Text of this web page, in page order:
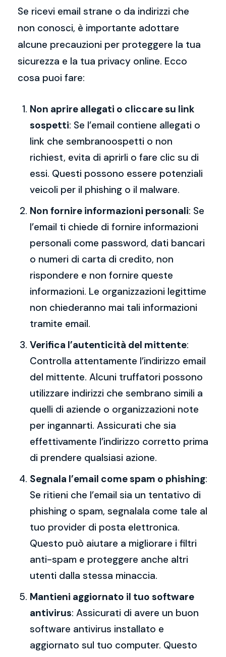
Se ricevi email strane o da indirizzi che
non conosci, è importante adottare
alcune precauzioni per proteggere la tua
sicurezza e la tua privacy online. Ecco
cosa puoi fare:
Non aprire allegati o cliccare su link
sospetti: Se l’email contiene allegati o
link che sembranoospetti o non
richiest, evita di aprirli o fare clic su di
essi. Questi possono essere potenziali
veicoli per il phishing o il malware.
Non fornire informazioni personali: Se
l’email ti chiede di fornire informazioni
personali come password, dati bancari
o numeri di carta di credito, non
rispondere e non fornire queste
informazioni. Le organizzazioni legittime
non chiederanno mai tali informazioni
tramite email.
Verifica l’autenticità del mittente:
Controlla attentamente l’indirizzo email
del mittente. Alcuni truffatori possono
utilizzare indirizzi che sembrano simili a
quelli di aziende o organizzazioni note
per ingannarti. Assicurati che sia
effettivamente l’indirizzo corretto prima
di prendere qualsiasi azione.
Segnala l’email come spam o phishing:
Se ritieni che l’email sia un tentativo di
phishing o spam, segnalala come tale al
tuo provider di posta elettronica.
Questo può aiutare a migliorare i filtri
anti-spam e proteggere anche altri
utenti dalla stessa minaccia.
Mantieni aggiornato il tuo software
antivirus: Assicurati di avere un buon
software antivirus installato e
aggiornato sul tuo computer. Questo